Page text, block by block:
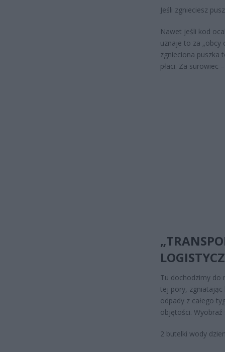
Jeśli zgnieciesz
Nawet jeśli kod
uznaje to za „obcy
zgnieciona puszka
płaci. Za surowiec
Tu dochodzimy do
tej pory, zgniatając
odpady z całego
objętości.
2 butelki wody